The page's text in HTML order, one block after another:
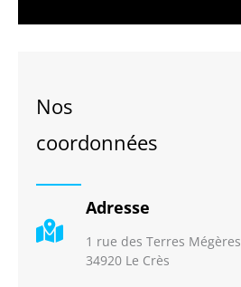
Nos
coordonnées
Adresse
1 rue des Terres Mégères
34920 Le Crès